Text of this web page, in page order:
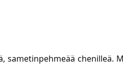
sametinpehmeää chenilleä.